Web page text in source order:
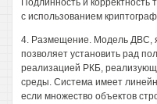
Подлинность и корректность
с использованием
4. Размещение. Модель ДВС,
позволяет установить рад
реализацией РКБ,
среды. Система имеет
если множество объектов